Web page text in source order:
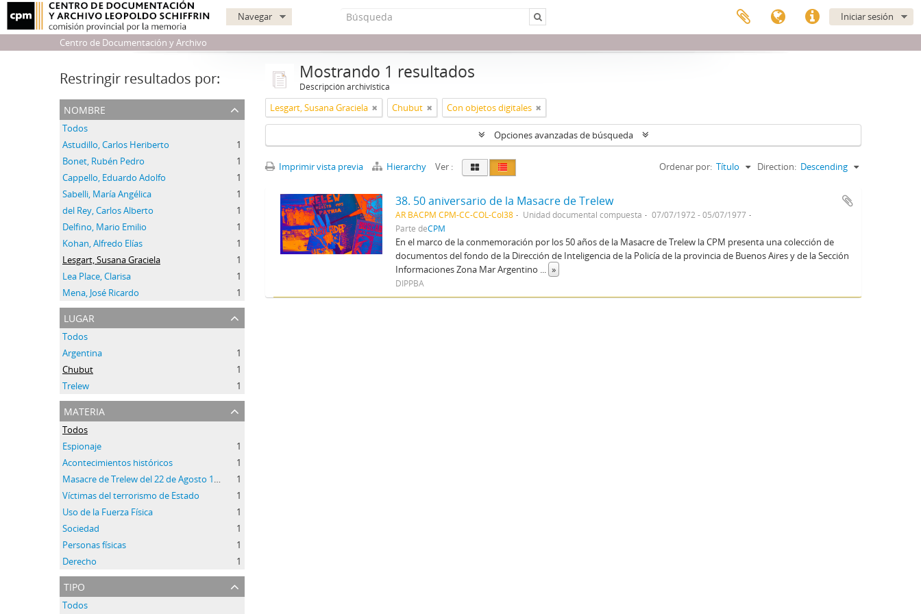
Iniciar sesión
Navegar
Centro de Documentación y Archivo
Restringir resultados por:
nombre
Todos
Astudillo, Carlos Heriberto
1
Bonet, Rubén Pedro
1
Cappello, Eduardo Adolfo
1
Sabelli, María Angélica
1
del Rey, Carlos Alberto
1
Delfino, Mario Emilio
1
Kohan, Alfredo Elías
1
Lesgart, Susana Graciela
1
Lea Place, Clarisa
1
Mena, José Ricardo
1
lugar
Todos
Argentina
1
Chubut
1
Trelew
1
materia
Todos
Espionaje
1
Acontecimientos históricos
1
Masacre de Trelew del 22 de Agosto 1972
1
Víctimas del terrorismo de Estado
1
Uso de la Fuerza Física
1
Sociedad
1
Personas físicas
1
Derecho
1
tipo
Todos
Mostrando 1 resultados
Descripción archivística
Lesgart, Susana Graciela Chubut Con objetos digitales
Opciones avanzadas de búsqueda
Imprimir vista previa Hierarchy Ver : Ordenar por: Título Direction: Descending
38. 50 aniversario de la Masacre de Trelew
AR BACPM CPM-CC-COL-Col38 Unidad documental compuesta
07/07/1972 - 05/07/1977
Parte deCPM
En el marco de la conmemoración por los 50 años de la Masacre de Trelew la CPM presenta una colección de
documentos del fondo de la Dirección de Inteligencia de la Policía de la provincia de Buenos Aires y de la Sección
Informaciones Zona Mar Argentino ... »
DIPPBA